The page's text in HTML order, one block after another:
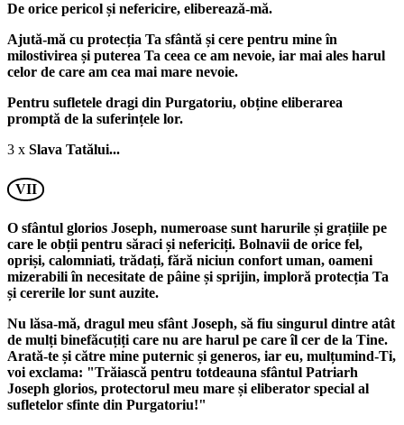
De orice pericol și nefericire, eliberează-mă.
Ajută-mă cu protecția Ta sfântă și cere pentru mine în
milostivirea și puterea Ta ceea ce am nevoie, iar mai ales harul
celor de care am cea mai mare nevoie.
Pentru sufletele dragi din Purgatoriu, obține eliberarea
promptă de la suferințele lor.
3 x Slava Tatălui...
VII
O sfântul glorios Joseph, numeroase sunt harurile și grațiile pe
care le obții pentru săraci și nefericiți. Bolnavii de orice fel,
opriși, calomniati, trădați, fără niciun confort uman, oameni
mizerabili în necesitate de pâine și sprijin, imploră protecția Ta
și cererile lor sunt auzite.
Nu lăsa-mă, dragul meu sfânt Joseph, să fiu singurul dintre atât
de mulți binefăcuțiți care nu are harul pe care îl cer de la Tine.
Arată-te și către mine puternic și generos, iar eu, mulțumind-Ti,
voi exclama: "Trăiască pentru totdeauna sfântul Patriarh
Joseph glorios, protectorul meu mare și eliberator special al
sufletelor sfinte din Purgatoriu!"